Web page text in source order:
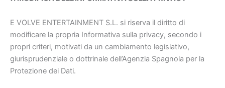
E VOLVE ENTERTAINMENT S.L. si riserva il diritto di
modificare la propria Informativa sulla privacy, secondo i
propri criteri, motivati da un cambiamento legislativo,
giurisprudenziale o dottrinale dell’Agenzia Spagnola per la
Protezione dei Dati.